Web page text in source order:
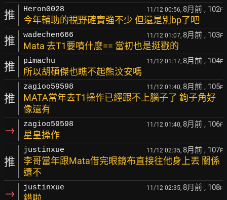
推 Heron0028 11/12 00:56, 8月前 , 102F
今年輔助的視野確實強不少 但還是別bp了吧
推 wadechen666 11/12 01:07, 8月前 , 103F
Mata 去T1要噴什麼== 當初也是挺戳的
推 pimachu 11/12 01:17, 8月前 , 104F
所以胡碩傑也瞧不起熊汶安嗎
推
zagioo59598 11/12 01:40, 8月前 , 105F
MATA當年去T1操作已經跟不上腦子了 鉤子角好
像還有
→ zagioo59598 11/12 01:40, 8月前 , 106F
星皇操作
推
justinxue 11/12 02:35, 8月前 , 107F
李哥當年跟Mata借完眼鏡布直接往他身上丟 關係
還不
→ justinxue 11/12 02:35, 8月前 , 108F